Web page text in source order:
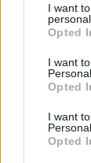
not limited
grant or
use your
consent
I want
Opted
I want
Opted
I want
Opted